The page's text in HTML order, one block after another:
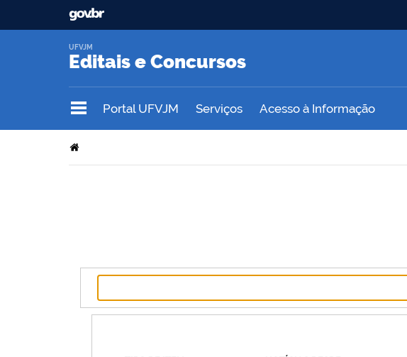
Editais e Concursos
UFVJM
Portal UFVJM Serviços Acesso à Informação